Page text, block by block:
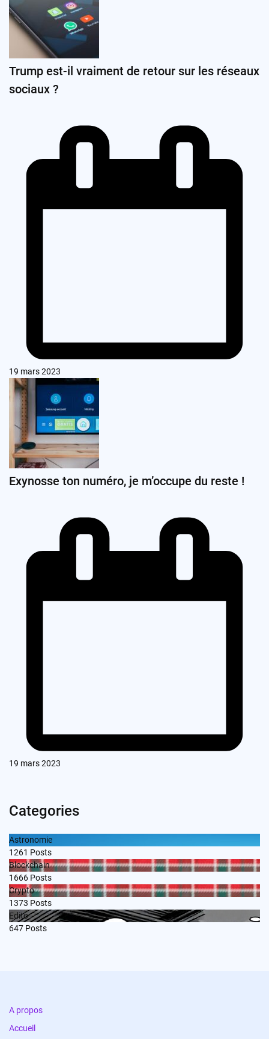
Trump est-il vraiment de retour sur les réseaux
sociaux ?
19 mars 2023
Exynosse ton numéro, je m’occupe du reste !
19 mars 2023
Categories
Astronomie
1261 Posts
Blockchain
1666 Posts
Crypto
1373 Posts
Edito
647 Posts
A propos
Accueil